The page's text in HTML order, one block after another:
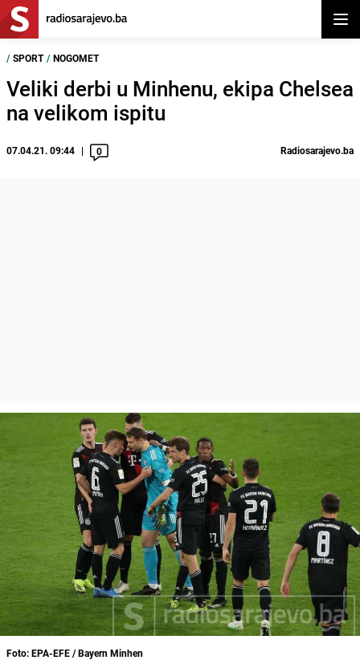
/ SPORT / NOGOMET
Veliki derbi u Minhenu, ekipa Chelsea
na velikom ispitu
07.04.21. 09:44 0 Radiosarajevo.ba
Foto: EPA-EFE / Bayern Minhen